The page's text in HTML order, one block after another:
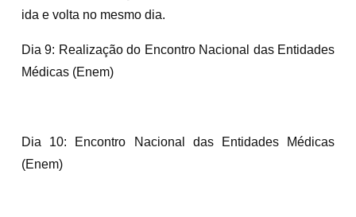
ida e volta no mesmo dia.
Dia 9: Realização do Encontro Nacional das Entidades
Médicas (Enem)
Dia 10: Encontro Nacional das Entidades Médicas
(Enem)